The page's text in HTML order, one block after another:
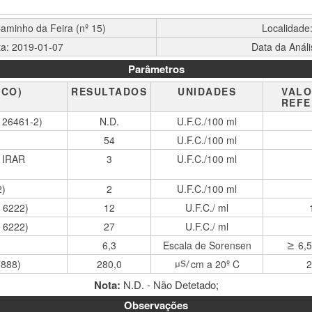
da Feira (nº 15)
2019-01-07
Data da
Parâmetros
RESULTADOS UNIDADES
2)
N.D.
U.F.C./100 ml
54
U.F.C./100 ml
3 U.F.C./100 ml
2
U.F.C./100 ml
6222)
12 U.F.C./ ml
6222)
27
U.F.C./ ml
6,3
Escala de Sorensen
280,0 cm a 20º C
Nota: N.D. - Não Detetado;
Observações